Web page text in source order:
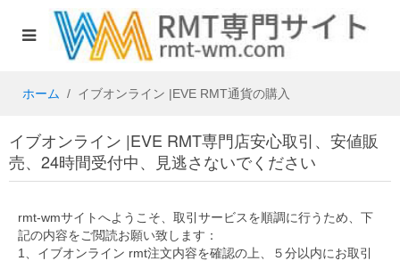
ホーム イブオンライン |EVE RMT通貨の購入
イブオンライン |EVE RMT専門店安心取引、安値販
売、24時間受付中、見逃さないでください
rmt-wmサイトへようこそ、取引サービスを順調に行うため、下
記の内容をご閲読お願い致します：
1、イブオンライン rmt注文内容を確認の上、５分以内にお取引